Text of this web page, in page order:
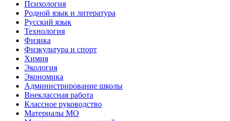
Психология
Родной язык и литература
Русский язык
Технология
Физика
Физкультура и спорт
Химия
Экология
Экономика
Администрирование школы
Внеклассная работа
Классное руководство
Материалы МО